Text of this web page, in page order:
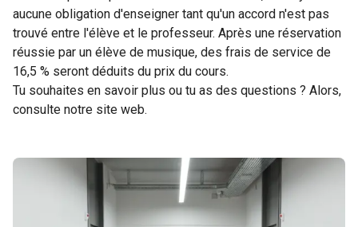
aucune obligation d'enseigner tant qu'un accord n'est pas
trouvé entre l'élève et le professeur. Après une réservation
réussie par un élève de musique, des frais de service de
16,5 % seront déduits du prix du cours.
Tu souhaites en savoir plus ou tu as des questions ? Alors,
consulte notre site web.